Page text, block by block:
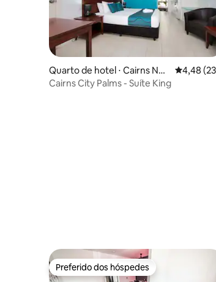
Quarto de hotel ⋅ Cairns Nor
th
4,48 de
4,48
Cairns City Palms - Suíte King
Preferido dos hóspedes
Preferido dos hóspedes